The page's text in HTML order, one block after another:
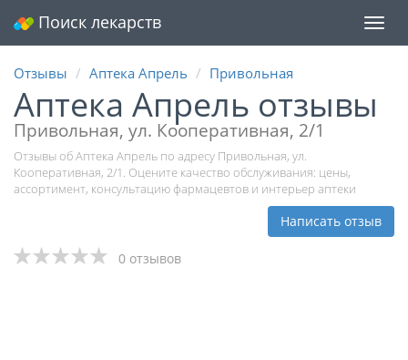
Поиск лекарств
Отзывы Аптека Апрель Привольная
Аптека Апрель отзывы
Привольная, ул. Кооперативная, 2/1
Отзывы об Аптека Апрель по адресу Привольная, ул.
Кооперативная, 2/1. Оцените качество обслуживания: цены,
ассортимент, консультацию фармацевтов и интерьер аптеки
Написать отзыв
0 отзывов